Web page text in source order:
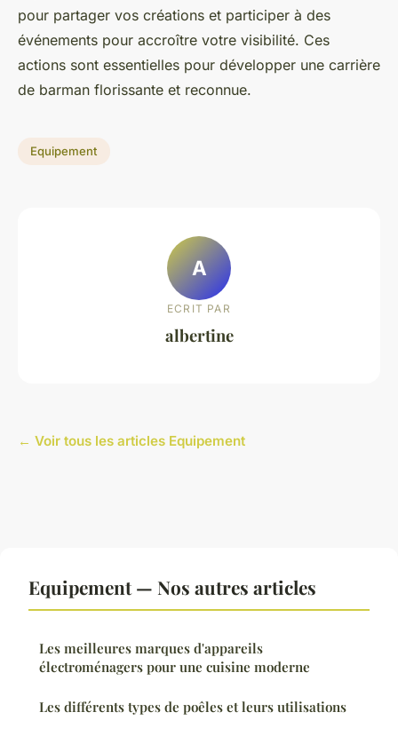
pour partager vos créations et participer à des
événements pour accroître votre visibilité. Ces
actions sont essentielles pour développer une carrière
de barman florissante et reconnue.
Equipement
A
ECRIT PAR
albertine
← Voir tous les articles Equipement
Equipement — Nos autres articles
Les meilleures marques d'appareils
électroménagers pour une cuisine moderne
Les différents types de poêles et leurs utilisations